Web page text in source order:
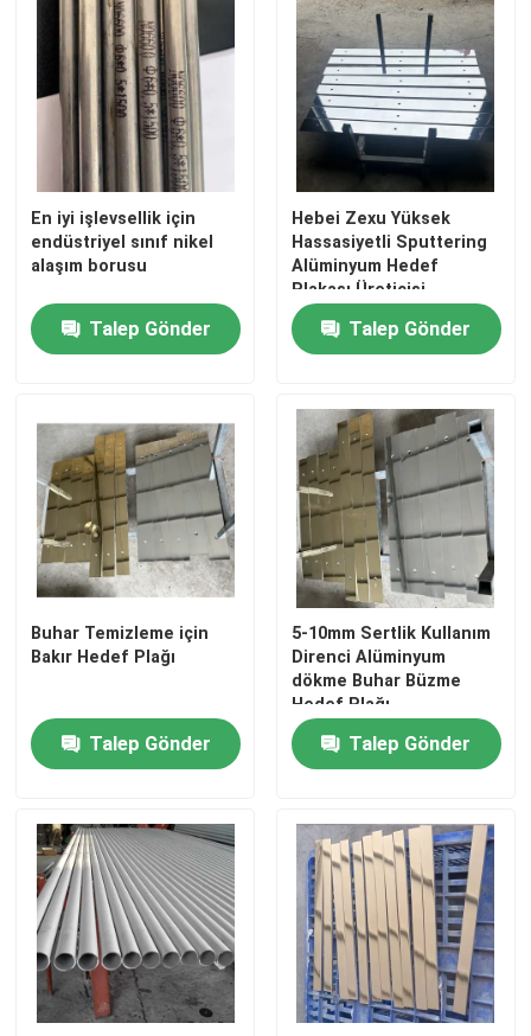
Ev
Ürünler
videolar
SG Gösterisi
Hakkımızda
Fabrika turu
Bize Ulaşın
Haberler
Bir teklif isteği
En iyi işlevsellik için
endüstriyel sınıf nikel
alaşım borusu
Talep Gönder
Hebei Zexu Yüksek
Hassasiyetli Sputtering
Alüminyum Hedef
Plakası Üreticisi
Talep Gönder
Buhar Temizleme için
Bakır Hedef Plağı
Talep Gönder
5-10mm Sertlik Kullanım
Direnci Alüminyum
dökme Buhar Büzme
Hedef Plağı
Talep Gönder